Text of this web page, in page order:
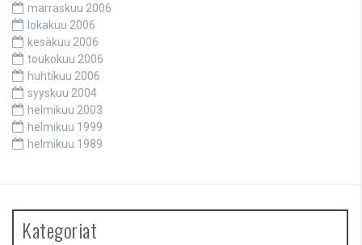
marraskuu 2006
lokakuu 2006
kesäkuu 2006
toukokuu 2006
huhtikuu 2006
syyskuu 2004
helmikuu 2003
helmikuu 1999
helmikuu 1989
Kategoriat